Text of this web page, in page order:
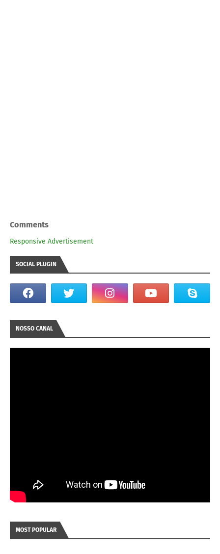
Comments
Responsive Advertisement
SOCIAL PLUGIN
NOSSO CANAL
MOST POPULAR